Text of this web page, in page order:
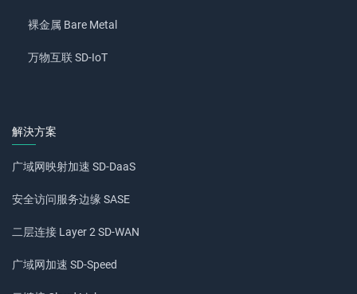
裸金属 Bare Metal
万物互联 SD-IoT
解決方案
广域网映射加速 SD-DaaS
安全访问服务边缘 SASE
二层连接 Layer 2 SD-WAN
广域网加速 SD-Speed